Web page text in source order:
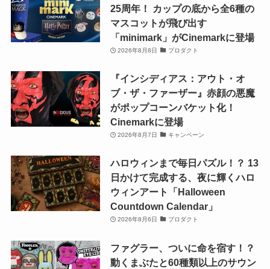
25周年！ カップの底から全6種の
マスコットが飛び出す
「minimark」がCinemarkに登場
2026年8月8日 プロダクト
『インシディアス：アウト・オ
ブ・ザ・ファーザー』赤顔の悪魔
がポップコーンバケット化！
Cinemarkに登場
2026年8月7日 キャンペーン
ハロウィンまで毎日パズル！？ 13
日かけて完成する、夜に輝くハロ
ウィンアート「Halloween
Countdown Calendar」
2026年8月6日 プロダクト
ファグラー、ついに命を宿す！？
動くまぶたと60種類以上のサウン